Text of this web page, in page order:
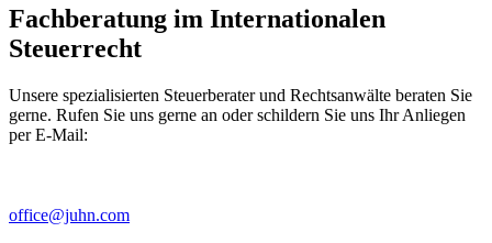
Fachberatung im Internationalen
Steuerrecht
Unsere spezialisierten Steuerberater und Rechtsanwälte beraten Sie
gerne. Rufen Sie uns gerne an oder schildern Sie uns Ihr Anliegen
per E-Mail:
office@juhn.com